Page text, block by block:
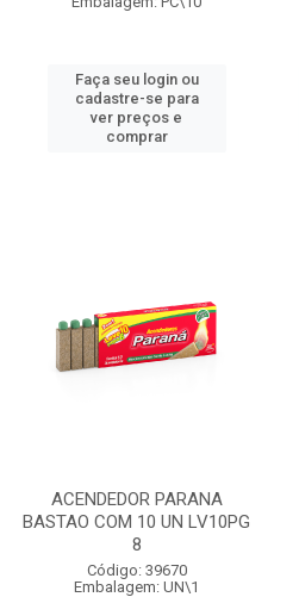
Faça seu login ou
cadastre-se para
ver preços e
comprar
ACENDEDOR PARANA
BASTAO COM 10 UN LV10PG
8
Código: 39670
Embalagem: UN\1